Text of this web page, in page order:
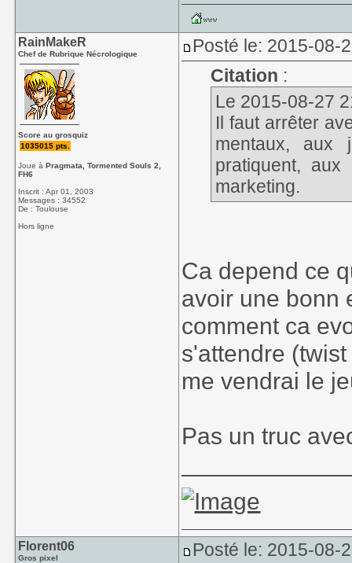
RainMakeR
Chef de Rubrique Nécrologique
Score au grosquiz
1035015 pts.
Joue àPragmata, Tormented Souls 2,
FH6
Inscrit : Apr 01, 2003
Messages : 34552
De : Toulouse
Hors ligne
Posté le: 2015-08-
Citation :
Le 2015-08-27
Il faut arrêter
mentaux, aux
pratiquent, aux
marketing.
Ca depend ce
avoir une bonn
comment ca
s'attendre
me vendrai le
Pas un truc
Florent06
Gros pixel Posté le: 2015-08-